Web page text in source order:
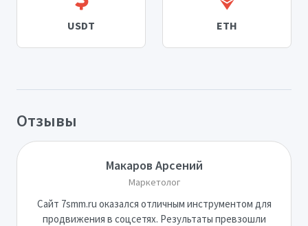
USDT ETH
Отзывы
Макаров Арсений
Маркетолог
Сайт 7smm.ru оказался отличным инструментом для
продвижения в соцсетях. Результаты превзошли